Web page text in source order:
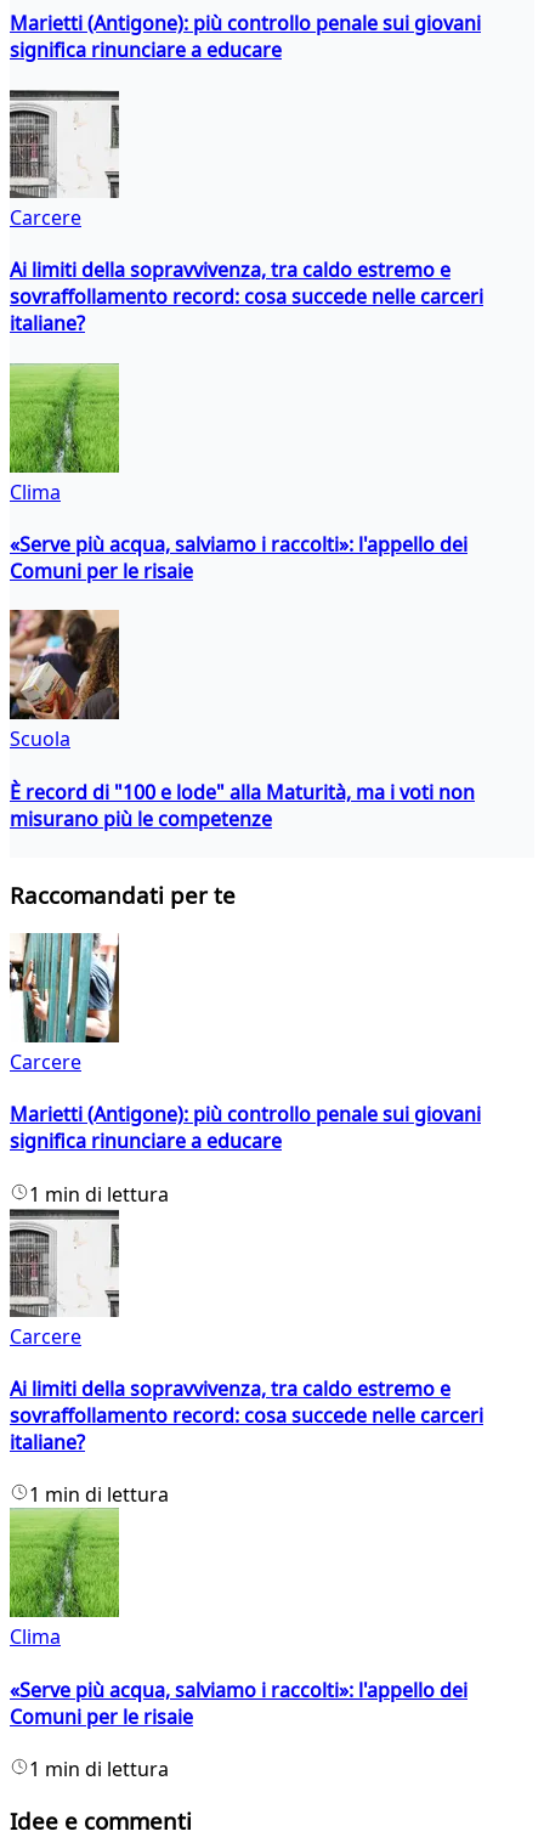
Marietti (Antigone): più controllo penale sui giovani
significa rinunciare a educare
Carcere
Ai limiti della sopravvivenza, tra caldo estremo e
sovraffollamento record: cosa succede nelle carceri
italiane?
Clima
«Serve più acqua, salviamo i raccolti»: l'appello dei
Comuni per le risaie
Scuola
È record di "100 e lode" alla Maturità, ma i voti non
misurano più le competenze
Raccomandati per te
Carcere
Marietti (Antigone): più controllo penale sui giovani
significa rinunciare a educare
1 min di lettura
Carcere
Ai limiti della sopravvivenza, tra caldo estremo e
sovraffollamento record: cosa succede nelle carceri
italiane?
1 min di lettura
Clima
«Serve più acqua, salviamo i raccolti»: l'appello dei
Comuni per le risaie
1 min di lettura
Idee e commenti